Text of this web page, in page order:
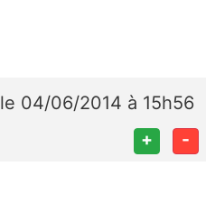
le 04/06/2014 à 15h56
+ -